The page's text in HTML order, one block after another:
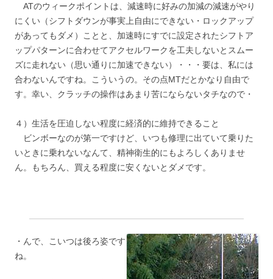
ATのウィークポイントは、減速時に好みの加減の減速がやり
にくい（シフトダウンが事実上自由にできない・ロックアップ
があってもダメ）ことと、加速時にすでに設定されたシフトア
ップパターンに合わせてアクセルワークを工夫しないとスムー
ズに走れない（思い通りに加速できない）・・・要は、私には
合わないんですね。こういうの。その点MTだとかなり自由で
す。幸い、クラッチの操作はあまり苦にならないタチなので・
４）生活を圧迫しない程度に経済的に維持できること
ビンボーなのが第一ですけど、いつも修理に出ていて乗りた
いときに乗れないなんて、精神衛生的にもよろしくありませ
ん。もちろん、買える程度に安くないとダメです。
・んで、こいつは後ろ姿です
ね。